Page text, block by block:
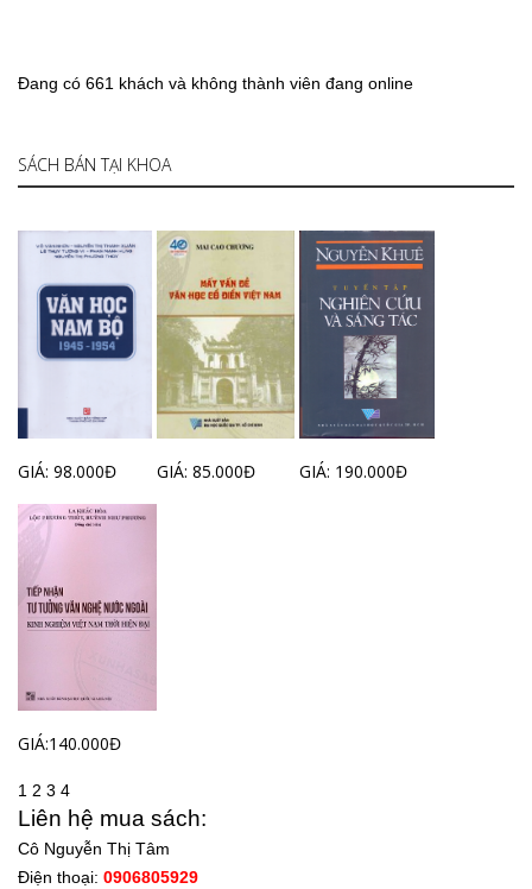
Đang có 661 khách và không thành viên đang online
SÁCH BÁN TẠI KHOA
GIÁ: 98.000Đ GIÁ: 85.000Đ GIÁ: 190.000Đ
GIÁ:140.000Đ
1 2 3 4
Liên hệ mua sách:
Cô Nguyễn Thị Tâm
Điện thoại: 0906805929